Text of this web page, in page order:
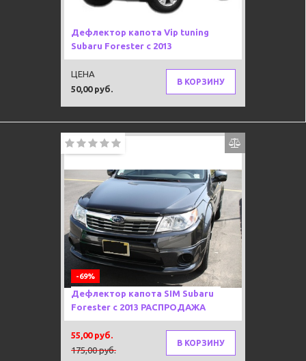
Дефлектор капота Vip tuning
Subaru Forester с 2013
50,00 руб.
ЦЕНА
В КОРЗИНУ
-69%
Дефлектор капота SIM Subaru
Forester с 2013 РАСПРОДАЖА
175,00 руб.
55,00 руб.
В КОРЗИНУ